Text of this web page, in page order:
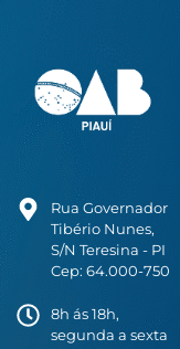
Rua Governador
Tibério Nunes,
S/N Teresina - PI
Cep: 64.000-750
8h ás 18h,
segunda a sexta